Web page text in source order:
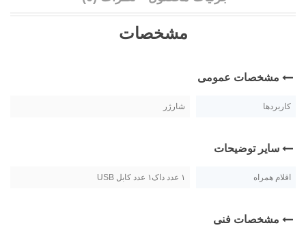
مشخصات
مشخصات عمومی
کاربردها شارژر
سایر توضیحات
اقلام همراه ۱ عدد داک۱ عدد کابل USB
مشخصات فنی